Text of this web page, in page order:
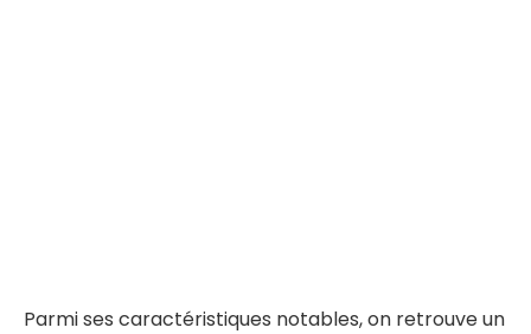
Parmi ses caractéristiques notables, on retrouve un